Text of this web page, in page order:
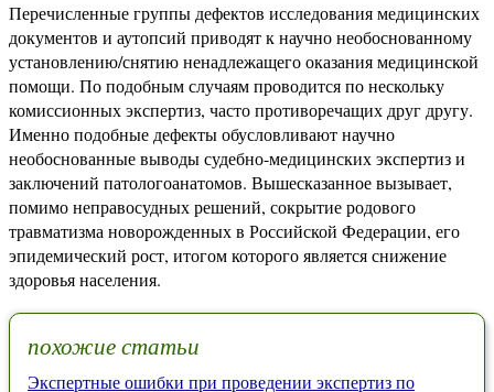
Перечисленные группы дефектов исследования медицинских
документов и аутопсий приводят к научно необоснованному
установлению/снятию ненадлежащего оказания медицинской
помощи. По подобным случаям проводится по нескольку
комиссионных экспертиз, часто противоречащих друг другу.
Именно подобные дефекты обусловливают научно
необоснованные выводы судебно-медицинских экспертиз и
заключений патологоанатомов. Вышесказанное вызывает,
помимо неправосудных решений, сокрытие родового
травматизма новорожденных в Российской Федерации, его
эпидемический рост, итогом которого является снижение
здоровья населения.
похожие статьи
Экспертные ошибки при проведении экспертиз по